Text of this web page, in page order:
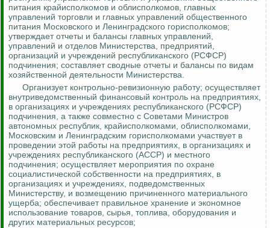
питания крайисполкомов и облисполкомов, главных
управлений торговли и главных управлений общественного
питания Московского и Ленинградского горисполкомов;
утверждает отчеты и балансы главных управлений,
управлений и отделов Министерства, предприятий,
организаций и учреждений республиканского (РСФСР)
подчинения; составляет сводные отчеты и балансы по видам
хозяйственной деятельности Министерства.
Организует контрольно-ревизионную работу; осуществляет
внутриведомственный финансовый контроль на предприятиях,
в организациях и учреждениях республиканского (РСФСР)
подчинения, а также совместно с Советами Министров
автономных республик, крайисполкомами, облисполкомами,
Московским и Ленинградским горисполкомами участвует в
проведении этой работы на предприятиях, в организациях и
учреждениях республиканского (АССР) и местного
подчинения; осуществляет мероприятия по охране
социалистической собственности на предприятиях, в
организациях и учреждениях, подведомственных
Министерству, и возмещению причиненного материального
ущерба; обеспечивает правильное хранение и экономное
использование товаров, сырья, топлива, оборудования и
других материальных ресурсов;